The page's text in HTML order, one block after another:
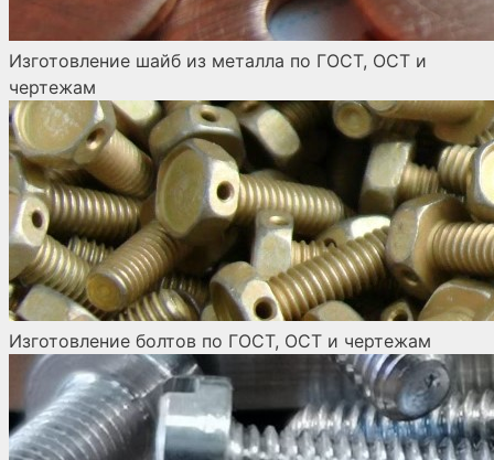
Изготовление шайб из металла по ГОСТ, ОСТ и
чертежам
Изготовление болтов по ГОСТ, ОСТ и чертежам